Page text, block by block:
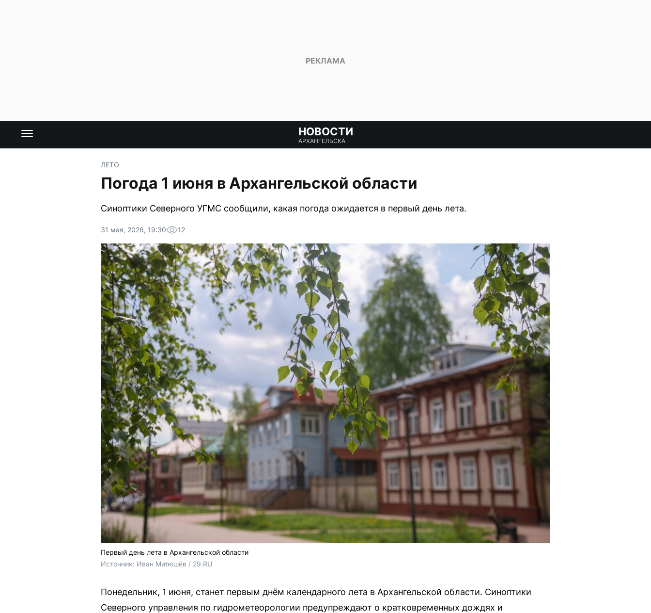
НОВОСТИ
АРХАНГЕЛЬСКА
ЛЕТО
Погода 1 июня в Архангельской области
Синоптики Северного УГМС сообщили, какая погода ожидается в первый день лета.
31 мая, 2026, 19:30 12
Первый день лета в Архангельской области
Источник: Иван Митюшёв / 29.RU
Понедельник, 1 июня, станет первым днём календарного лета в Архангельской области. Синоптики
Северного управления по гидрометеорологии предупреждают о кратковременных дождях и